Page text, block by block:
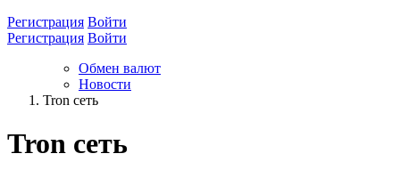
Регистрация Войти
Регистрация Войти
Обмен валют
Новости
Tron сеть
Tron сеть